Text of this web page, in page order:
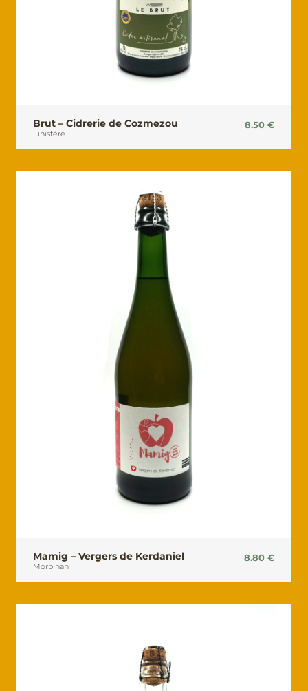
Brut – Cidrerie de Cozmezou
Finistère
8.50 €
Mamig – Vergers de Kerdaniel
Morbihan
8.80 €